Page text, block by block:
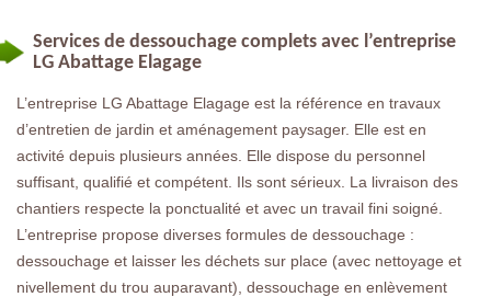
Services de dessouchage complets avec l’entreprise
LG Abattage Elagage
L’entreprise LG Abattage Elagage est la référence en travaux
d’entretien de jardin et aménagement paysager. Elle est en
activité depuis plusieurs années. Elle dispose du personnel
suffisant, qualifié et compétent. Ils sont sérieux. La livraison des
chantiers respecte la ponctualité et avec un travail fini soigné.
L’entreprise propose diverses formules de dessouchage :
dessouchage et laisser les déchets sur place (avec nettoyage et
nivellement du trou auparavant), dessouchage en enlèvement